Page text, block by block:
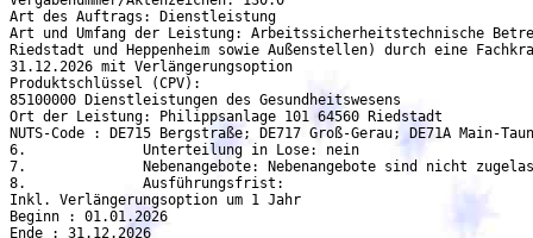
Art des Auftrags: Dienstleistung
Art und Umfang der Leistung: Arbeitssicherheitstechnische
Riedstadt und Heppenheim sowie Außenstellen) durch eine
31.12.2026 mit Verlängerungsoption
Produktschlüssel (CPV):
85100000 Dienstleistungen des Gesundheitswesens
Ort der Leistung: Philippsanlage 101 64560 Riedstadt
NUTS-Code : DE715 Bergstraße; DE717 Groß-Gerau; DE71A Main-
6.		Unterteilung in Lose: nein
7.		Nebenangebote: Nebenangebote sind nicht zugelassen
8.		Ausführungsfrist:
Inkl. Verlängerungsoption um 1 Jahr
Beginn : 01.01.2026
Ende : 31.12.2026